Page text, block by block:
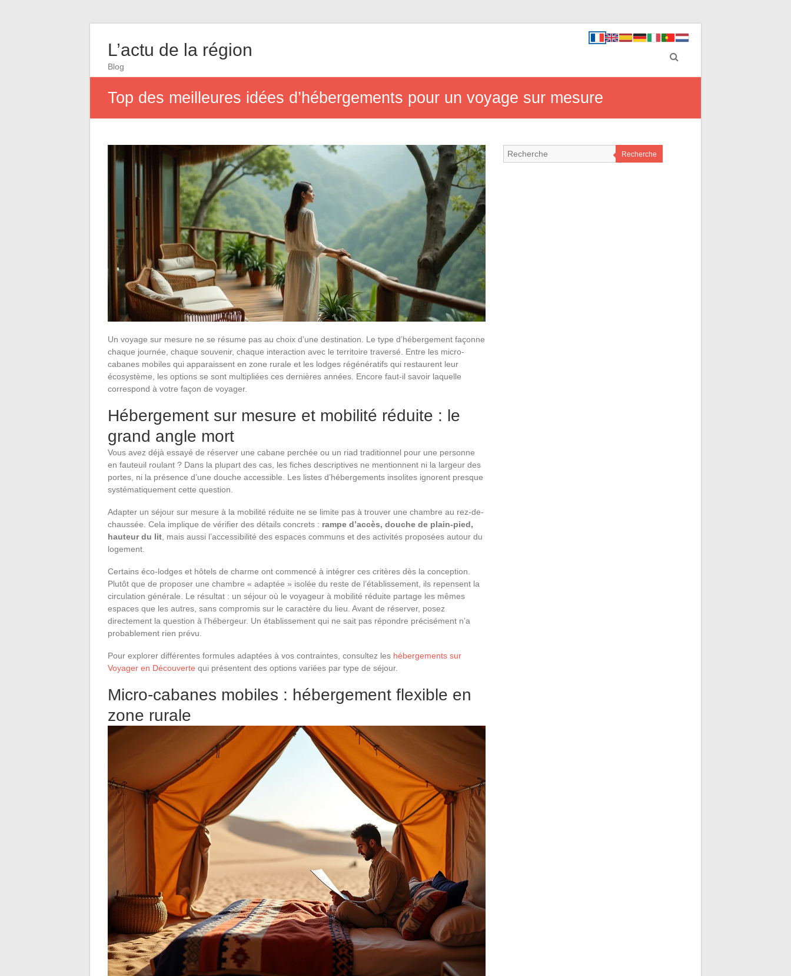
L’actu de la région
Blog
Top des meilleures idées d’hébergements pour un voyage sur mesure
Un voyage sur mesure ne se résume pas au choix d’une destination. Le type d’hébergement façonne
chaque journée, chaque souvenir, chaque interaction avec le territoire traversé. Entre les micro-
cabanes mobiles qui apparaissent en zone rurale et les lodges régénératifs qui restaurent leur
écosystème, les options se sont multipliées ces dernières années. Encore faut-il savoir laquelle
correspond à votre façon de voyager.
Hébergement sur mesure et mobilité réduite : le
grand angle mort
Vous avez déjà essayé de réserver une cabane perchée ou un riad traditionnel pour une personne
en fauteuil roulant ? Dans la plupart des cas, les fiches descriptives ne mentionnent ni la largeur des
portes, ni la présence d’une douche accessible. Les listes d’hébergements insolites ignorent presque
systématiquement cette question.
Adapter un séjour sur mesure à la mobilité réduite ne se limite pas à trouver une chambre au rez-de-
chaussée. Cela implique de vérifier des détails concrets : rampe d’accès, douche de plain-pied,
hauteur du lit , mais aussi l’accessibilité des espaces communs et des activités proposées autour du
logement.
Certains éco-lodges et hôtels de charme ont commencé à intégrer ces critères dès la conception.
Plutôt que de proposer une chambre « adaptée » isolée du reste de l’établissement, ils repensent la
circulation générale. Le résultat : un séjour où le voyageur à mobilité réduite partage les mêmes
espaces que les autres, sans compromis sur le caractère du lieu. Avant de réserver, posez
directement la question à l’hébergeur. Un établissement qui ne sait pas répondre précisément n’a
probablement rien prévu.
Pour explorer différentes formules adaptées à vos contraintes, consultez les hébergements sur
Voyager en Découverte qui présentent des options variées par type de séjour.
Micro-cabanes mobiles : hébergement flexible en
zone rurale
Recherche